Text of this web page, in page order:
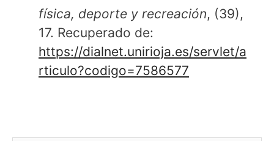
física, deporte y recreación, (39),
17. Recuperado de:
https://dialnet.unirioja.es/servlet/a
rticulo?codigo=7586577